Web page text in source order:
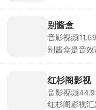
热播进度。播
片源线路，多
倍速、弹幕。
界面清爽，
别酱盒
音影视频
别酱盒是音
效、手游专属
挂后台后玩游
开悬浮窗一键
环播放。
红杉阁影视
音影视频
红杉阁影视